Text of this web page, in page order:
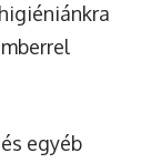
egyéb